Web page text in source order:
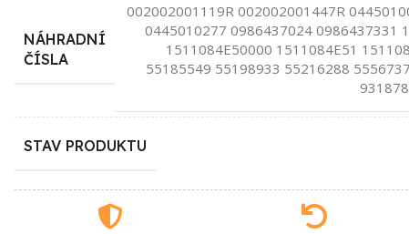
NÁHRADNÍ
ČÍSLA
002002001119R 002002001447R
0445010277 0986437024 0986437331
1511084E50000 1511084E51
55185549 55198933 55216288
STAV PRODUKTU